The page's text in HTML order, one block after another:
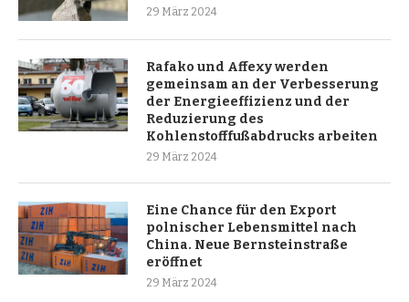
29 März 2024
Rafako und Affexy werden
gemeinsam an der Verbesserung
der Energieeffizienz und der
Reduzierung des
Kohlenstofffußabdrucks arbeiten
29 März 2024
Eine Chance für den Export
polnischer Lebensmittel nach
China. Neue Bernsteinstraße
eröffnet
29 März 2024